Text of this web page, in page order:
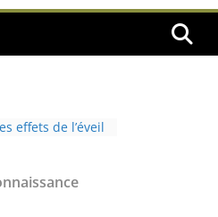
effets de l’éveil